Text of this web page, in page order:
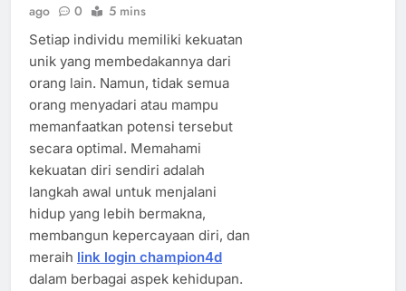
ago
0 5 mins
Setiap individu memiliki kekuatan
unik yang membedakannya dari
orang lain. Namun, tidak semua
orang menyadari atau mampu
memanfaatkan potensi tersebut
secara optimal. Memahami
kekuatan diri sendiri adalah
langkah awal untuk menjalani
hidup yang lebih bermakna,
membangun kepercayaan diri, dan
meraih link login champion4d
dalam berbagai aspek kehidupan.